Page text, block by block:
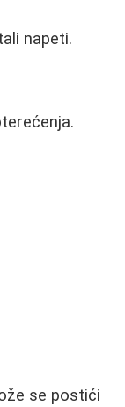
napeti.
se postići